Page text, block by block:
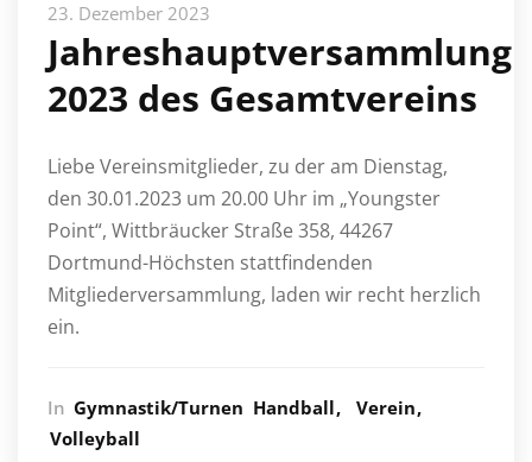
23. Dezember 2023
Jahreshauptversammlung
2023 des Gesamtvereins
Liebe Vereinsmitglieder, zu der am Dienstag,
den 30.01.2023 um 20.00 Uhr im „Youngster
Point“, Wittbräucker Straße 358, 44267
Dortmund-Höchsten stattfindenden
Mitgliederversammlung, laden wir recht herzlich
ein.
In Gymnastik/Turnen Handball
Verein
Volleyball